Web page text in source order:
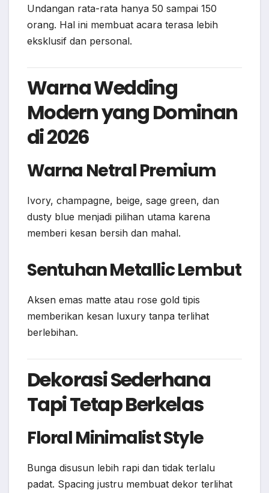
Undangan rata-rata hanya 50 sampai 150
orang. Hal ini membuat acara terasa lebih
eksklusif dan personal.
Warna Wedding
Modern yang Dominan
di 2026
Warna Netral Premium
Ivory, champagne, beige, sage green, dan
dusty blue menjadi pilihan utama karena
memberi kesan bersih dan mahal.
Sentuhan Metallic Lembut
Aksen emas matte atau rose gold tipis
memberikan kesan luxury tanpa terlihat
berlebihan.
Dekorasi Sederhana
Tapi Tetap Berkelas
Floral Minimalist Style
Bunga disusun lebih rapi dan tidak terlalu
padat. Spacing justru membuat dekor terlihat